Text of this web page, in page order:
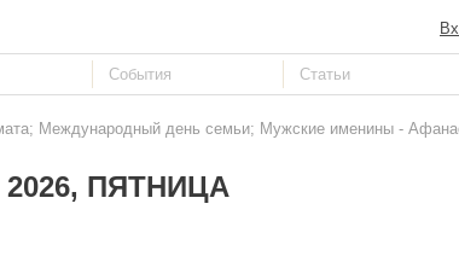
Международный день семьи; Мужские именины -
ПЯТНИЦА